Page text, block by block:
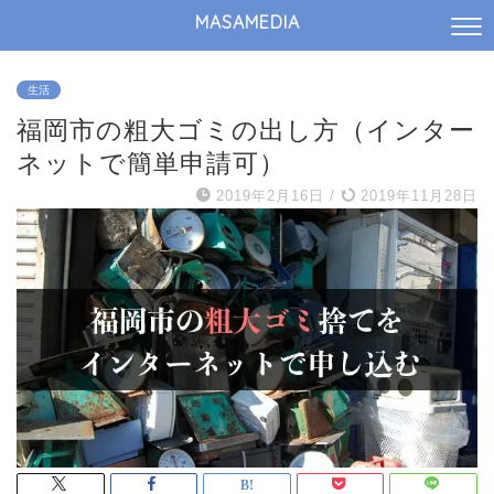
MASAMEDIA
生活
福岡市の粗大ゴミの出し方（インター
ネットで簡単申請可）
2019年2月16日 / 2019年11月28日